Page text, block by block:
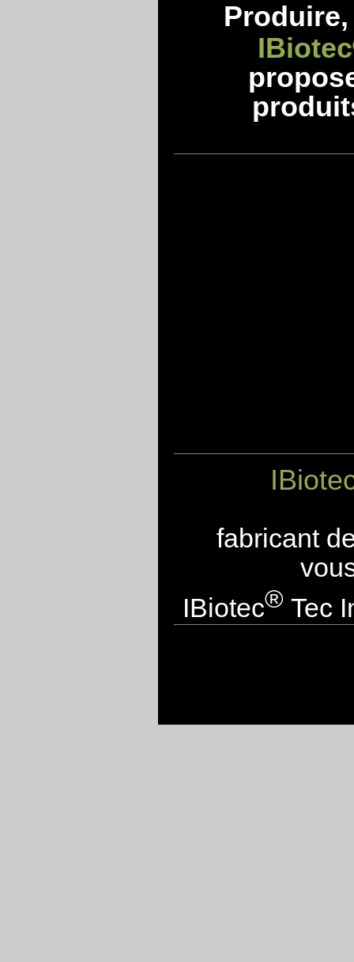
IBiotec
fabricant
IBiotec® Tec